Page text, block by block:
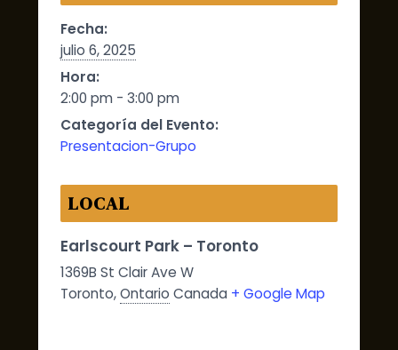
Fecha:
julio 6, 2025
Hora:
2:00 pm - 3:00 pm
Categoría del Evento:
Presentacion-Grupo
LOCAL
Earlscourt Park – Toronto
1369B St Clair Ave W
Toronto, Ontario Canada + Google Map